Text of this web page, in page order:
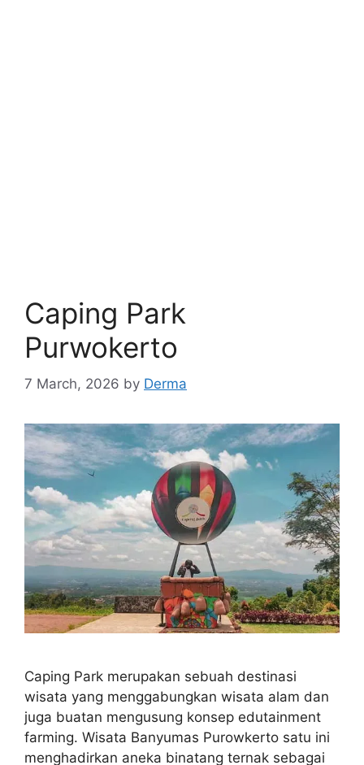
Caping Park
Purwokerto
7 March, 2026 by Derma
Caping Park merupakan sebuah destinasi
wisata yang menggabungkan wisata alam dan
juga buatan mengusung konsep edutainment
farming. Wisata Banyumas Purowkerto satu ini
menghadirkan aneka binatang ternak sebagai